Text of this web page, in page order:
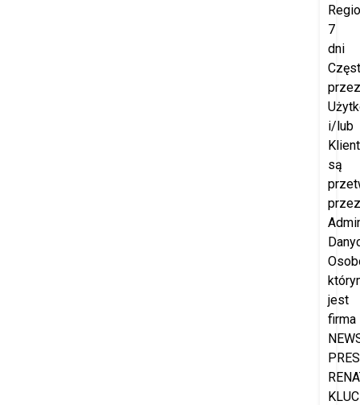
7
dni
przez
i/lub
są
przez
jest
firma